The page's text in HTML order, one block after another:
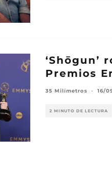
‘Shōgun’
Premios
35 Milímetros · 16/
2 MINUTO DE LECTURA